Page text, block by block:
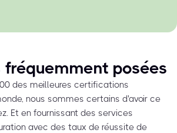
fréquemment posées
des meilleures certifications
nous sommes certains d'avoir ce
Et en fournissant des services
avec des taux de réussite de